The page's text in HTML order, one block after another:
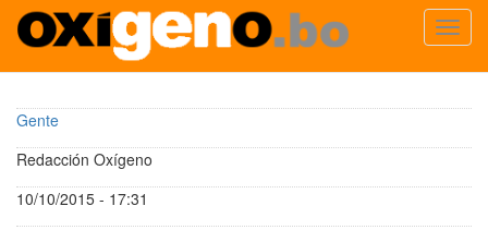
contenido
principal
Gente
Redacción Oxígeno
10/10/2015 - 17:31